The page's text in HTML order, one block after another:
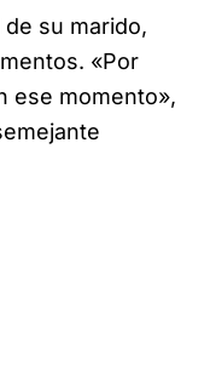
su marido,
«Por
ese momento»,